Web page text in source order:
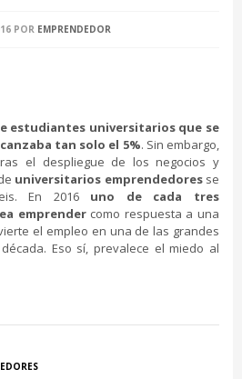
POR EMPRENDEDOR
estudiantes universitarios que se
tan solo el 5%. Sin embargo,
el despliegue de los negocios y
universitarios emprendedoresse
En 2016uno de cada tres
emprendercomo respuesta a una
el empleo en una de las grandes
Eso sí, prevalece el miedo al